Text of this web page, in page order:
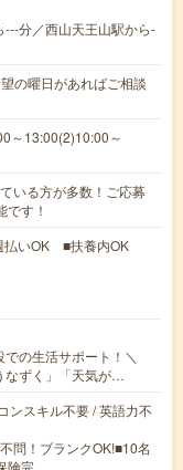
分／西山天王山駅から-
の曜日があればご相談
～13:00(2)10:00～
いる方が多数！ご応募
す！
払いOK ■扶養内OK
の生活サポート！＼
なずく」「天気が…
ンスキル不要 / 英語力不
問！ブランクOK!■10名